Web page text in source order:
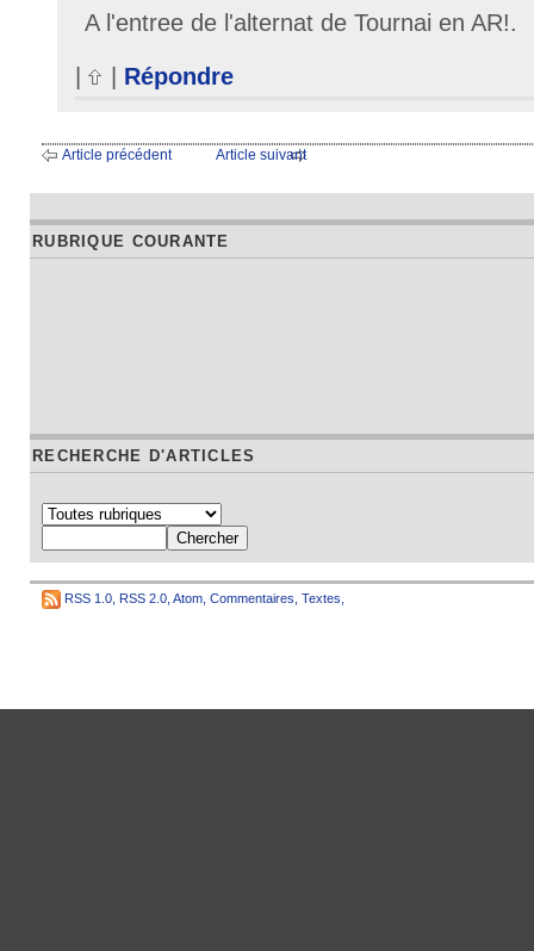
A l'entree de l'alternat de Tournai en AR!.
| | Répondre
Article précédent Article suivant
RUBRIQUE COURANTE
RECHERCHE D'ARTICLES
RSS 1.0 RSS 2.0 Atom Commentaires Textes